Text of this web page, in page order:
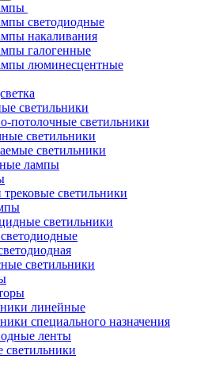
светодиодные
накаливания
галогенные
люминесцентные
светильники
потолочные светильники
светильники
светильники
лампы
светильники
светильники
светильники
линейные
специального назначения
ленты
светильники